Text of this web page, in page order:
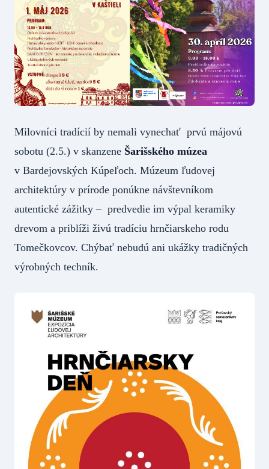
Milovníci tradícií by nemali vynechať prvú májovú
sobotu (2.5.) v skanzene Šarišského múzea
v Bardejovských Kúpeľoch. Múzeum ľudovej
architektúry v prírode ponúkne návštevníkom
autentické zážitky – predvedie im výpal keramiky
drevom a priblíži živú tradíciu hrnčiarskeho rodu
Tomečkovcov. Chýbať nebudú ani ukážky tradičných
výrobných techník.